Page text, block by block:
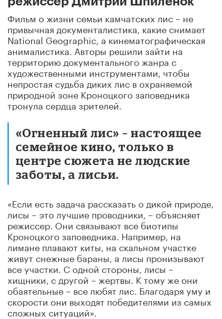
Фильм о жизни семьи камчатских лис – не
привычная документалистика, какие снимает
National Geographic, а кинематографическая
анималистика. Авторы решили зайти на
территорию документального жанра с
художественными инструментами, чтобы
непростая судьба диких лис в охраняемой
природной зоне Кроноцкого заповедника
тронула сердца зрителей.
«Огненный лис» – настоящее
семейное кино, только в
центре сюжета не людские
заботы, а лисьи.
«Если есть задача рассказать о дикой природе,
лисы – это лучшие проводники, – объясняет
режиссер. Они связывают все биотипы
Кроноцкого заповедника. Например, на
лимане плавают киты, на скальном участке
живут снежные бараны, а лисы пронизывают
все участки. С одной стороны, лисы –
хищники, с другой – жертвы. К тому же они
обаятельные – все любят лис. Благодаря уму и
скорости они выходят победителями из самых
сложных ситуаций».